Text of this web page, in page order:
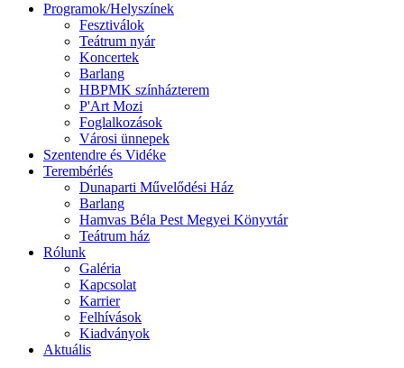
Programok/Helyszínek
Fesztiválok
Teátrum nyár
Koncertek
Barlang
HBPMK színházterem
P'Art Mozi
Foglalkozások
Városi ünnepek
Szentendre és Vidéke
Terembérlés
Dunaparti Művelődési Ház
Barlang
Hamvas Béla Pest Megyei Könyvtár
Teátrum ház
Rólunk
Galéria
Kapcsolat
Karrier
Felhívások
Kiadványok
Aktuális